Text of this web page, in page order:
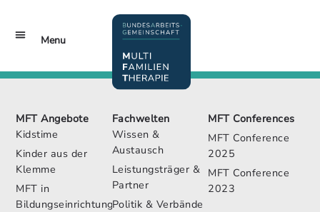
Menu
MFT Angebote
Kidstime
Kinder aus der
Klemme
MFT in
Bildungseinrichtungen
Fachwelten
Wissen &
Austausch
Leistungsträger &
Partner
Politik & Verbände
MFT Conferences
MFT Conference
2025
MFT Conference
2023